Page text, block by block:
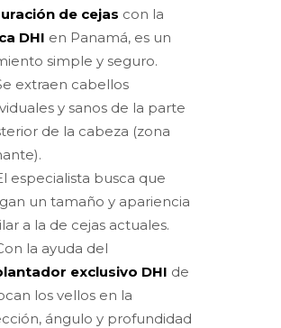
de cejas con la
DHI en Panamá, es un
simple y seguro.
extraen cabellos
y sanos de la parte
de la cabeza (zona
especialista busca que
un tamaño y apariencia
a la de cejas actuales.
la ayuda del
exclusivo DHI de
los vellos en la
ángulo y profundidad